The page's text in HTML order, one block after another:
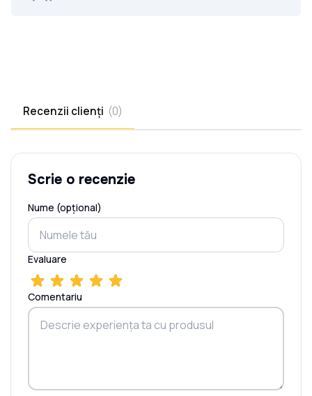
Recenzii clienți (0)
Scrie o recenzie
Nume (opțional)
Evaluare
Comentariu